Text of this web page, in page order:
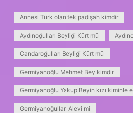
Annesi Türk olan tek padişah kimdir
Aydınoğulları Beyliği Kürt mü
Candaroğulları Beyliği Kürt mü
Germiyanoğlu Mehmet Bey kimdir
Germiyanoğlu Yakup Beyin kızı kiminle
Germiyanoğulları Alevi mi